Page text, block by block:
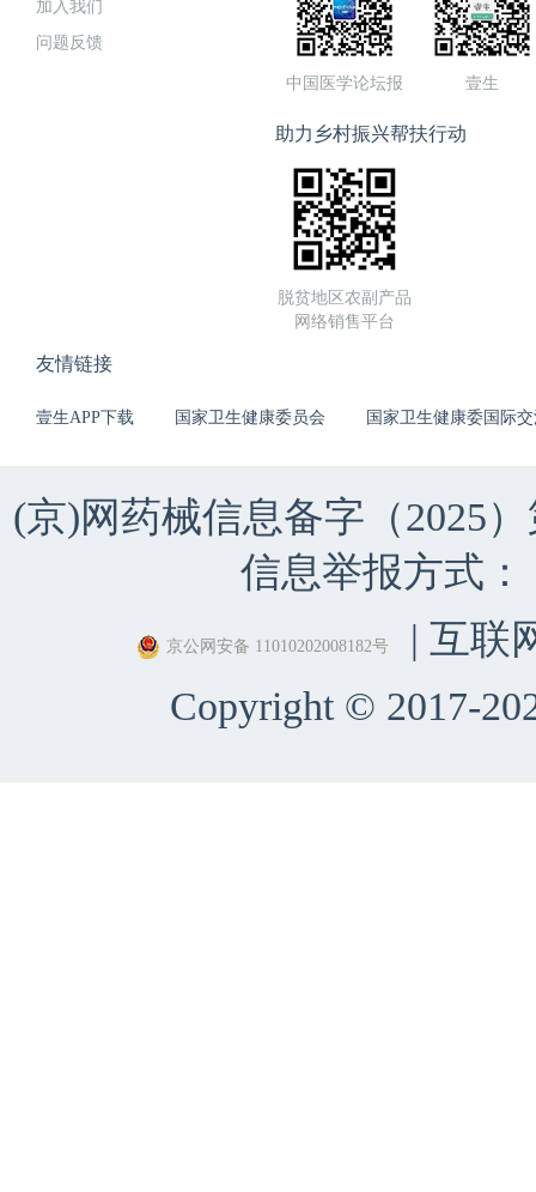
加入我们
问题反馈
中国医学论坛报 壹生
助力乡村振兴帮扶行动
脱贫地区农副产品
网络销售平台
友情链接
壹生APP下载 国家卫生健康委员会 国家卫生健康委国际
(京)网药械信息备字（2025
信息举报方式：
京公网安备 11010202008182号
| 互联
Copyright © 2017-